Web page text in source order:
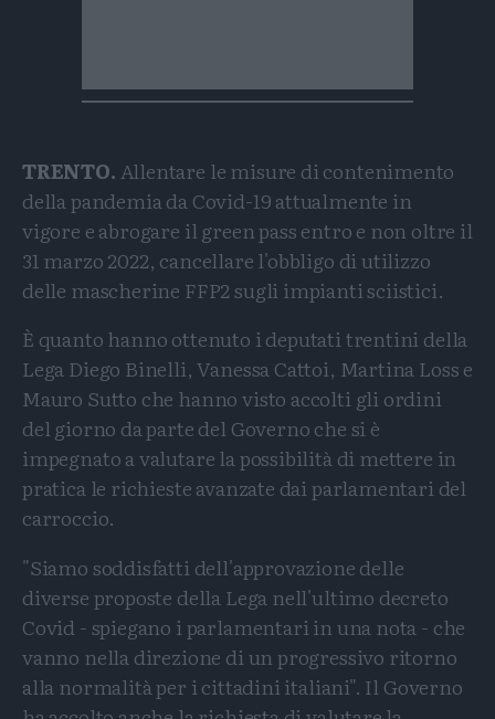
TRENTO.Allentare le misure di contenimento
della pandemia da Covid-19 attualmente in
vigore e abrogare il green pass entro e non oltre il
31 marzo 2022, cancellare l'obbligo di utilizzo
delle mascherine FFP2 sugli impianti sciistici.
È quanto hanno ottenuto i deputati trentini della
Lega Diego Binelli, Vanessa Cattoi, Martina Loss e
Mauro Sutto che hanno visto accolti gli ordini
del giorno da parte del Governo che si è
impegnato a valutare la possibilità di mettere in
pratica le richieste avanzate dai parlamentari del
carroccio.
"Siamo soddisfatti dell'approvazione delle
diverse proposte della Lega nell'ultimo decreto
Covid - spiegano i parlamentari in una nota - che
vanno nella direzione di un progressivo ritorno
alla normalità per i cittadini italiani". Il Governo